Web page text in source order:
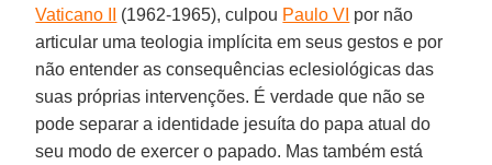
Vaticano II
(1962-1965), culpou Paulo VI por não
articular uma teologia implícita em seus gestos e por
não entender as consequências eclesiológicas das
suas próprias intervenções. É verdade que não se
pode separar a identidade jesuíta do papa atual do
seu modo de exercer o papado. Mas também está